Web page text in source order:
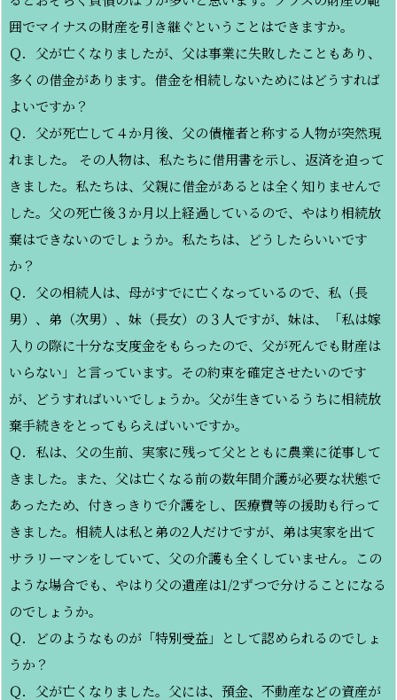
囲でマイナスの財産を引き継ぐということはできますか。
Ｑ．父が亡くなりましたが、父は事業に失敗したこともあり、
多くの借金があります。借金を相続しないためにはどうすれば
よいですか？
Ｑ．父が死亡して４か月後、父の債権者と称する人物が突然現
れました。 その人物は、私たちに借用書を示し、返済を迫って
きました。私たちは、父親に借金があるとは全く知りませんで
した。父の死亡後３か月以上経過しているので、やはり相続放
棄はできないのでしょうか。私たちは、どうしたらいいです
か？
Ｑ．父の相続人は、母がすでに亡くなっているので、私（長
男）、弟（次男）、妹（長女）の３人ですが、妹は、「私は嫁
入りの際に十分な支度金をもらったので、父が死んでも財産は
いらない」と言っています。その約束を確定させたいのです
が、どうすればいいでしょうか。父が生きているうちに相続放
棄手続きをとってもらえばいいですか。
Ｑ．私は、父の生前、実家に残って父とともに農業に従事して
きました。また、父は亡くなる前の数年間介護が必要な状態で
あったため、付きっきりで介護をし、医療費等の援助も行って
きました。相続人は私と弟の2人だけですが、弟は実家を出て
サラリーマンをしていて、父の介護も全くしていません。この
ような場合でも、やはり父の遺産は1/2ずつで分けることになる
のでしょうか。
Ｑ．どのようなものが「特別受益」として認められるのでしょ
うか？
Ｑ．父が亡くなりました。父には、預金、不動産などの資産が